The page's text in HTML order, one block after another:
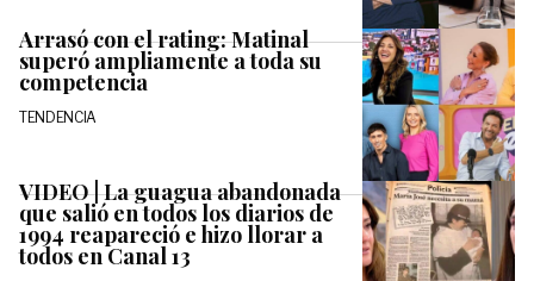
Arrasó con el rating: Matinal
superó ampliamente a toda su
competencia
TENDENCIA
VIDEO | La guagua abandonada
que salió en todos los diarios de
1994 reapareció e hizo llorar a
todos en Canal 13